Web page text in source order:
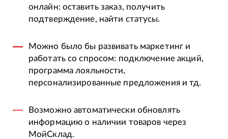
онлайн: оставить заказ, получить
подтверждение, найти статусы.
Можно было бы развивать маркетинг и
работать со спросом: подключение акций,
программа лояльности,
персонализированные предложения и тд.
Возможно автоматически обновлять
информацию о наличии товаров через
МойСклад.